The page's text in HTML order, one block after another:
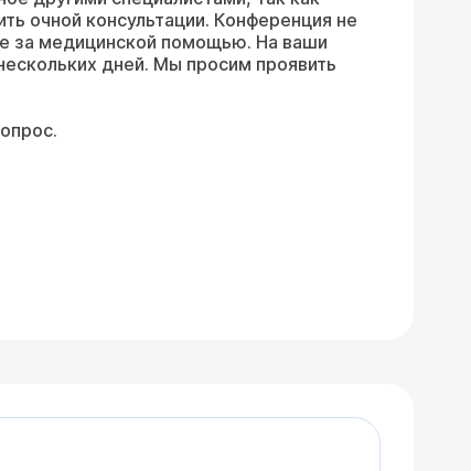
очной консультации. Конференция не
за медицинской помощью. На ваши
дней. Мы просим проявить